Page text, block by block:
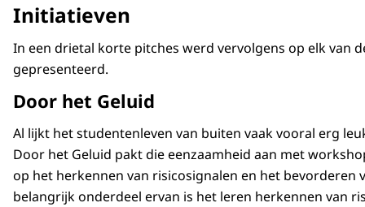
Initiatieven
In een drietal korte pitches werd vervolgens op elk van
gepresenteerd.
Door het Geluid
Al lijkt het studentenleven van buiten vaak vooral erg
Door het Geluid pakt die eenzaamheid aan met
op het herkennen van risicosignalen en het bevorderen
belangrijk onderdeel ervan is het leren herkennen van